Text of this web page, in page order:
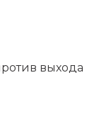
выхода